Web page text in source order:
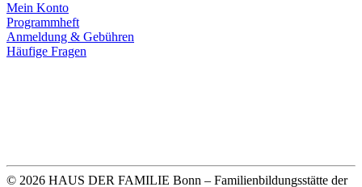
Mein Konto
Programmheft
Anmeldung & Gebühren
Häufige Fragen
© 2026 HAUS DER FAMILIE Bonn – Familienbildungsstätte der